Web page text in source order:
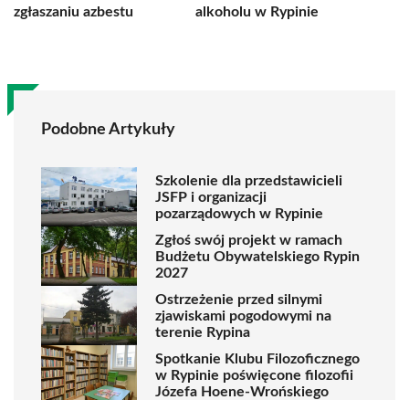
zgłaszaniu azbestu
alkoholu w Rypinie
Podobne Artykuły
Szkolenie dla przedstawicieli
JSFP i organizacji
pozarządowych w Rypinie
Zgłoś swój projekt w ramach
Budżetu Obywatelskiego Rypin
2027
Ostrzeżenie przed silnymi
zjawiskami pogodowymi na
terenie Rypina
Spotkanie Klubu Filozoficznego
w Rypinie poświęcone filozofii
Józefa Hoene-Wrońskiego